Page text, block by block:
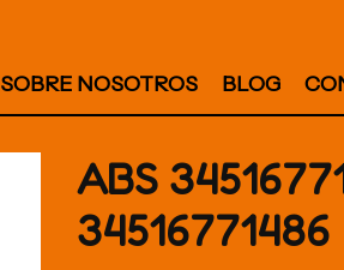
SOBRE NOSOTROS BLOG
ABS
34516771486